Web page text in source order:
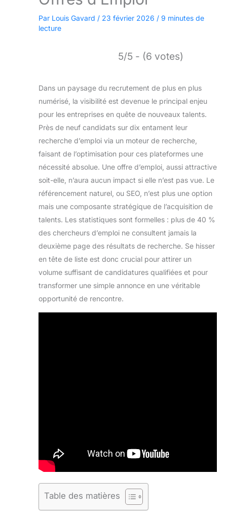
Par Louis Gavard / 23 février 2026 / 9 minutes de
lecture
5/5 - (6 votes)
Dans un paysage du recrutement de plus en plus
numérisé, la visibilité est devenue le principal enjeu
pour les entreprises en quête de nouveaux talents.
Près de neuf candidats sur dix entament leur
recherche d’emploi via un moteur de recherche,
faisant de l’optimisation pour ces plateformes une
nécessité absolue. Une offre d’emploi, aussi attractive
soit-elle, n’aura aucun impact si elle n’est pas vue. Le
référencement naturel, ou SEO, n’est plus une option
mais une composante stratégique de l’acquisition de
talents. Les statistiques sont formelles : plus de 40 %
des chercheurs d’emploi ne consultent jamais la
deuxième page des résultats de recherche. Se hisser
en tête de liste est donc crucial pour attirer un
volume suffisant de candidatures qualifiées et pour
transformer une simple annonce en une véritable
opportunité de rencontre.
Table des matières